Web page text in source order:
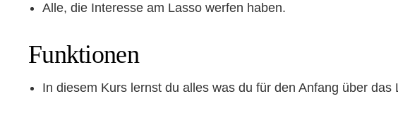
Alle, die Interesse am Lasso werfen haben.
Funktionen
In diesem Kurs lernst du alles was du für den Anfang über das